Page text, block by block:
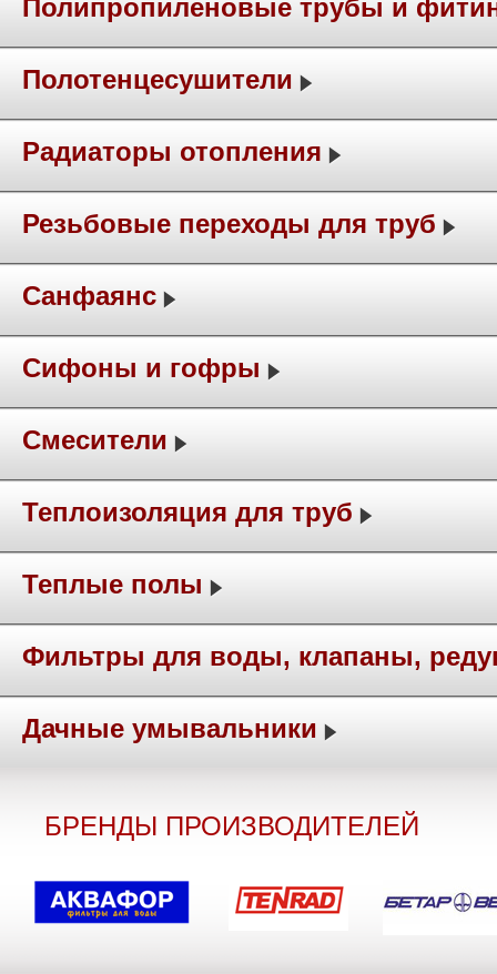
Полипропиленовые трубы и
Полотенцесушители
Радиаторы отопления
Резьбовые переходы для труб
Санфаянс
Сифоны и гофры
Смесители
Теплоизоляция для труб
Теплые полы
Фильтры для воды, клапаны,
Дачные умывальники
БРЕНДЫ ПРОИЗВОДИТЕЛЕЙ